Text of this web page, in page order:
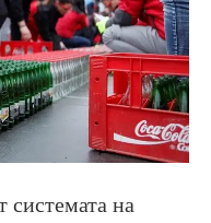
системата на